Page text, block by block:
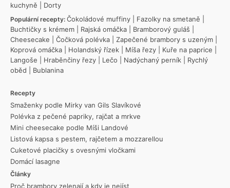
kuchyně
Dorty
Populární recepty: Čokoládové muffiny Fazolky na smetaně
Buchtičky s krémem
Rajská omáčka Bramborový guláš
Cheesecake
Čočková polévka Zapečené brambory s uzeným
Koprová omáčka
Holandský řízek Míša řezy Kuře na paprice
Langoše
Hraběnčiny řezy Lečo Nadýchaný perník
Rychlý
oběd
Bublanina
Recepty
Smaženky podle Mirky van Gils Slavíkové
Polévka z pečené papriky, rajčat a mrkve
Mini cheesecake podle Míši Landové
Listová kapsa s pestem, rajčetem a mozzarellou
Cuketové placičky s ovesnými vločkami
Domácí lasagne
Články
Proč brambory zelenají a kdy je nejíst